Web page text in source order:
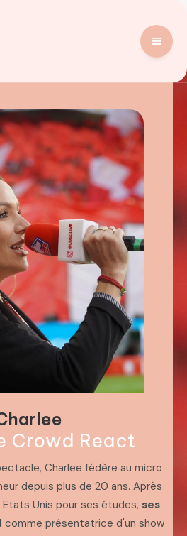
Crowd React
Charlee fédère au micro
depuis plus de 20 ans. Après
Unis pour ses études, ses
comme présentatrice d'un show